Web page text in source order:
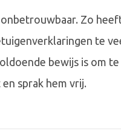
Zo
te
bewijs is om
sprak hem vrij.